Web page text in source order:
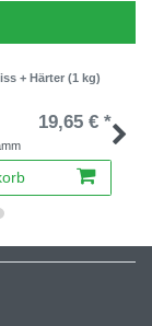
+ Härter (1 kg)
19,65 € *